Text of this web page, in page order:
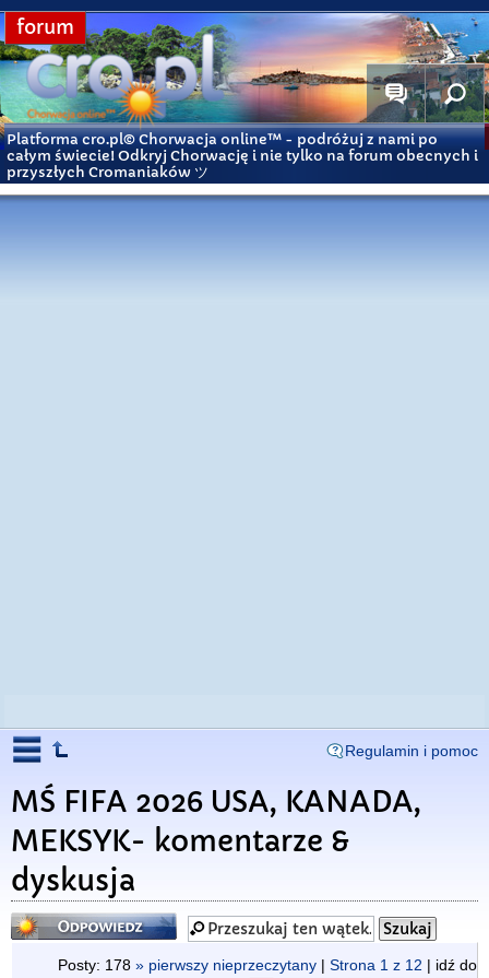
forum
Platforma cro.pl© Chorwacja online™ - podróżuj z nami po
całym świecie! Odkryj Chorwację i nie tylko na forum obecnych i
przyszłych Cromaniaków ツ
Regulamin i pomoc
MŚ FIFA 2026 USA, KANADA,
MEKSYK- komentarze &
dyskusja
Odpowiedz
Posty: 178 » pierwszy nieprzeczytany | Strona 1 z 12 | idź do